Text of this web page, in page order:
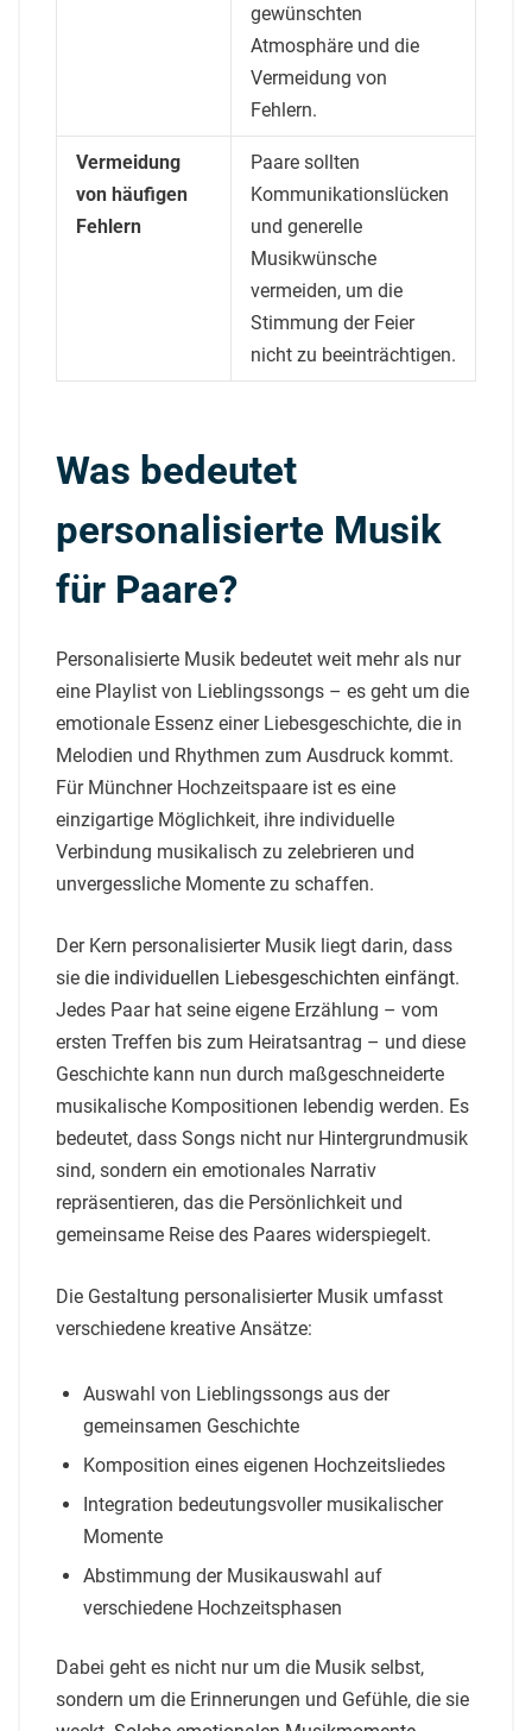
gewünschten
Atmosphäre und die
Vermeidung von
Fehlern.
Vermeidung
von häufigen
Fehlern
Paare sollten
Kommunikationslücken
und generelle
Musikwünsche
vermeiden, um die
Stimmung der Feier
nicht zu beeinträchtigen.
Was bedeutet
personalisierte Musik
für Paare?
Personalisierte Musik bedeutet weit mehr als nur
eine Playlist von Lieblingssongs – es geht um die
emotionale Essenz einer Liebesgeschichte, die in
Melodien und Rhythmen zum Ausdruck kommt.
Für Münchner Hochzeitspaare ist es eine
einzigartige Möglichkeit, ihre individuelle
Verbindung musikalisch zu zelebrieren und
unvergessliche Momente zu schaffen.
Der Kern personalisierter Musik liegt darin, dass
sie die individuellen Liebesgeschichten einfängt.
Jedes Paar hat seine eigene Erzählung – vom
ersten Treffen bis zum Heiratsantrag – und diese
Geschichte kann nun durch maßgeschneiderte
musikalische Kompositionen lebendig werden. Es
bedeutet, dass Songs nicht nur Hintergrundmusik
sind, sondern ein emotionales Narrativ
repräsentieren, das die Persönlichkeit und
gemeinsame Reise des Paares widerspiegelt.
Die Gestaltung personalisierter Musik umfasst
verschiedene kreative Ansätze:
Auswahl von Lieblingssongs aus der
gemeinsamen Geschichte
Komposition eines eigenen Hochzeitsliedes
Integration bedeutungsvoller musikalischer
Momente
Abstimmung der Musikauswahl auf
verschiedene Hochzeitsphasen
Dabei geht es nicht nur um die Musik selbst,
sondern um die Erinnerungen und Gefühle, die sie